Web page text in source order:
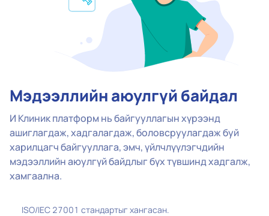
Мэдээллийн аюулгүй байдал
И Клиник платформ нь байгууллагын хүрээнд
ашиглагдаж, хадгалагдаж, боловсруулагдаж буй
харилцагч байгууллага, эмч, үйлчлүүлэгчдийн
мэдээллийн аюулгүй байдлыг бүх түвшинд хадгалж,
хамгаална.
ISO/IEC 27001 стандартыг хангасан.